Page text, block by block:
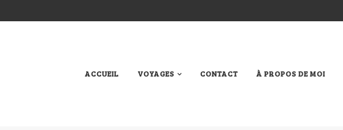
ACCUEIL VOYAGES CONTACT À PROPOS DE MOI